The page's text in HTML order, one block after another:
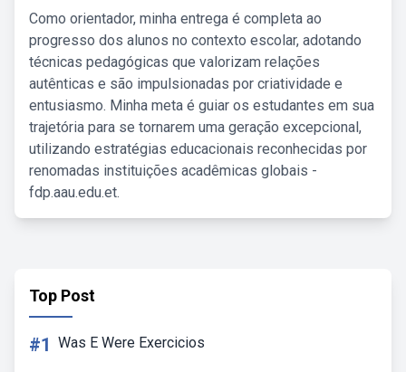
Como orientador, minha entrega é completa ao
progresso dos alunos no contexto escolar, adotando
técnicas pedagógicas que valorizam relações
autênticas e são impulsionadas por criatividade e
entusiasmo. Minha meta é guiar os estudantes em sua
trajetória para se tornarem uma geração excepcional,
utilizando estratégias educacionais reconhecidas por
renomadas instituições acadêmicas globais -
fdp.aau.edu.et.
Top Post
#1 Was E Were Exercicios